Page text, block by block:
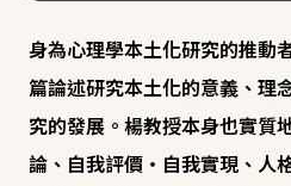
身為心理學本土化研究的推動
篇論述研究本土化的意義、理
究的發展。楊教授本身也實質
論、自我評價‧自我實現、人